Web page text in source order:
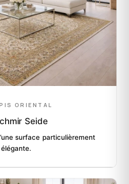
ORIENTAL
Seide
surface particulièrement
élégante.